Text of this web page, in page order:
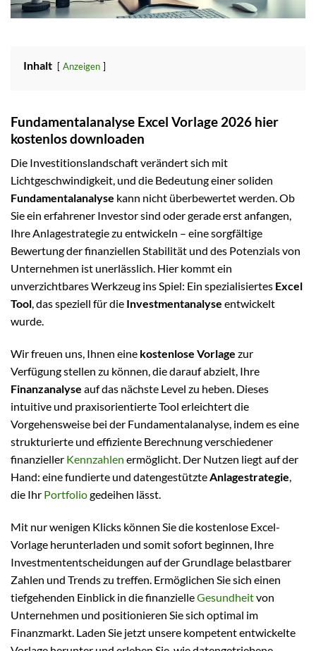
Inhalt Anzeigen
Fundamentalanalyse Excel Vorlage 2026 hier
kostenlos downloaden
Die Investitionslandschaft verändert sich mit
Lichtgeschwindigkeit, und die Bedeutung einer soliden
Fundamentalanalyse kann nicht überbewertet werden. Ob
Sie ein erfahrener Investor sind oder gerade erst anfangen,
Ihre Anlagestrategie zu entwickeln – eine sorgfältige
Bewertung der finanziellen Stabilität und des Potenzials von
Unternehmen ist unerlässlich. Hier kommt ein
unverzichtbares Werkzeug ins Spiel: Ein spezialisiertes Excel
Tool, das speziell für die Investmentanalyse entwickelt
wurde.
Wir freuen uns, Ihnen eine kostenlose Vorlage zur
Verfügung stellen zu können, die darauf abzielt, Ihre
Finanzanalyse auf das nächste Level zu heben. Dieses
intuitive und praxisorientierte Tool erleichtert die
Vorgehensweise bei der Fundamentalanalyse, indem es eine
strukturierte und effiziente Berechnung verschiedener
finanzieller Kennzahlen ermöglicht. Der Nutzen liegt auf der
Hand: eine fundierte und datengestützteAnlagestrategie,
die Ihr Portfoliogedeihen lässt.
Mit nur wenigen Klicks können Sie die kostenlose Excel-
Vorlage herunterladen und somit sofort beginnen, Ihre
Investmententscheidungen auf der Grundlage belastbarer
Zahlen und Trends zu treffen. Ermöglichen Sie sich einen
tiefgehenden Einblick in die finanzielleGesundheitvon
Unternehmen und positionieren Sie sich optimal im
Finanzmarkt. Laden Sie jetzt unsere kompetent entwickelte